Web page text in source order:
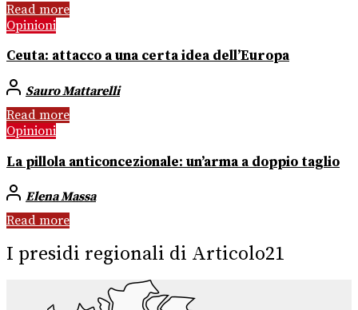
Read more
Opinioni
Ceuta: attacco a una certa idea dell’Europa
Sauro Mattarelli
Read more
Opinioni
La pillola anticoncezionale: un’arma a doppio taglio
Elena Massa
Read more
I presidi regionali di Articolo21